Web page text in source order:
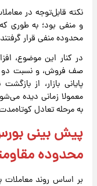
نکته قابل‌توجه در
محدوده منفی قرار گرفتند.
صف فروش، و نسبت دو
پایانی بازار، از
معمولا زمانی دیده
به مرحله تعادل
پیش بینی
محدوده